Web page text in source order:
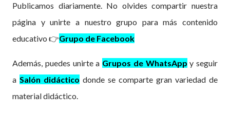
Publicamos diariamente. No olvides compartir nuestra
página y unirte a nuestro grupo para más contenido
educativo 👉Grupo de Facebook
Además, puedes unirte a Grupos de WhatsApp y seguir
a Salón didáctico donde se comparte gran variedad de
material didáctico.